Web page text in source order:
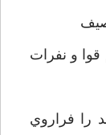
قوا و نفرات
را فراروي